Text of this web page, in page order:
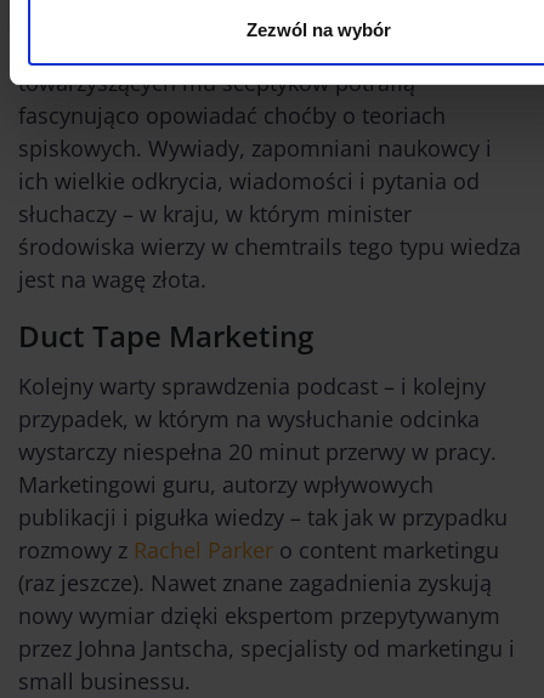
Zezwól na wybór
nigdy nie jest za późno – Steven Novella,
neurolog z Uniwersytetu Yale i kilku
towarzyszących mu sceptyków potrafią
fascynująco opowiadać choćby o teoriach
spiskowych. Wywiady, zapomniani naukowcy i
ich wielkie odkrycia, wiadomości i pytania od
słuchaczy – w kraju, w którym minister
środowiska wierzy w chemtrails tego typu wiedza
jest na wagę złota.
Duct Tape Marketing
Kolejny warty sprawdzenia podcast – i kolejny
przypadek, w którym na wysłuchanie odcinka
wystarczy niespełna 20 minut przerwy w pracy.
Marketingowi guru, autorzy wpływowych
publikacji i pigułka wiedzy – tak jak w przypadku
rozmowy z Rachel Parker o content marketingu
(raz jeszcze). Nawet znane zagadnienia zyskują
nowy wymiar dzięki ekspertom przepytywanym
przez Johna Jantscha, specjalisty od marketingu i
small businessu.